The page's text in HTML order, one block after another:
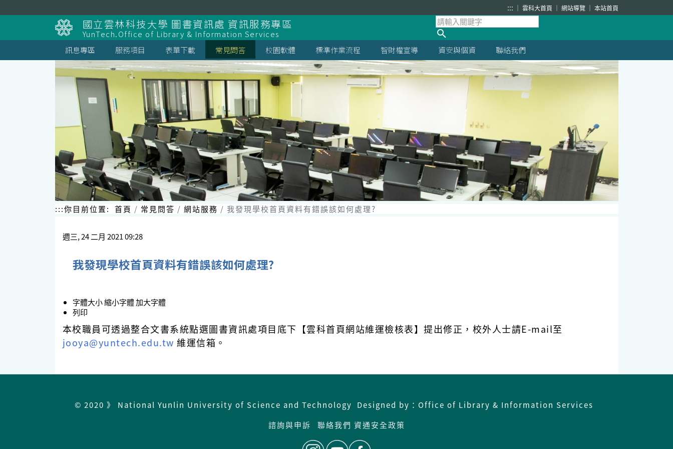
到
主
要
內
容
塊
::: 雲科大首頁 網站導覽 本站首頁
國立雲林科技大學 圖書資訊處 資訊服務專區
YunTech.Office of Library & Information Services
訊息專區
服務項目 表單下載 常見問答 校園軟體 標準作業流程 智財權宣導 資安與個資 聯絡我們
:::你目前位置: 首頁 常見問答 網站服務 我發現學校首頁資料有錯誤該如何處理?
週三, 24 二月 2021 09:28
我發現學校首頁資料有錯誤該如何處理?
字體大小縮小字體加大字體
列印
本校職員可透過整合文書系統點選圖書資訊處項目底下【雲科首頁網站維運檢核表】提出修正，校外人士請E-mail至
jooya@yuntech.edu.tw 維運信箱。
© 2020 》 National Yunlin University of Science and Technology Designed by：Office of Library & Information Services
諮詢與申訴
聯絡我們 資通安全政策